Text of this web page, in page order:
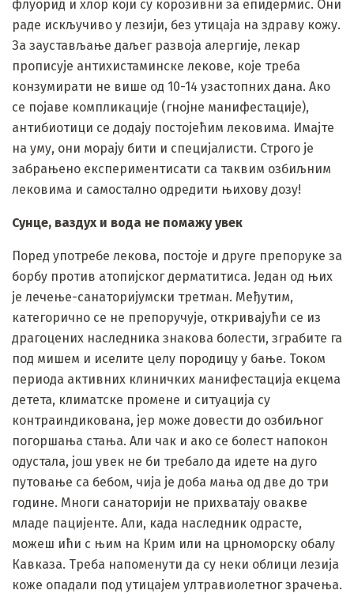
флуорид и хлор који су корозивни за епидермис. Они
раде искључиво у лезији, без утицаја на здраву кожу.
За заустављање даљег развоја алергије, лекар
прописује антихистаминске лекове, које треба
конзумирати не више од 10-14 узастопних дана. Ако
се појаве компликације (гнојне манифестације),
антибиотици се додају постојећим лековима. Имајте
на уму, они морају бити и специјалисти. Строго је
забрањено експериментисати са таквим озбиљним
лековима и самостално одредити њихову дозу!
Сунце, ваздух и вода не помажу увек
Поред употребе лекова, постоје и друге препоруке за
борбу против атопијског дерматитиса. Један од њих
је лечење-санаторијумски третман. Међутим,
категорично се не препоручује, откривајући се из
драгоцених наследника знакова болести, зграбите га
под мишем и иселите целу породицу у бање. Током
периода активних клиничких манифестација екцема
детета, климатске промене и ситуација су
контраиндикована, јер може довести до озбиљног
погоршања стања. Али чак и ако се болест напокон
одустала, још увек не би требало да идете на дуго
путовање са бебом, чија је доба мања од две до три
године. Многи санаторији не прихватају овакве
младе пацијенте. Али, када наследник одрасте,
можеш ићи с њим на Крим или на црноморску обалу
Кавказа. Треба напоменути да су неки облици лезија
коже опадали под утицајем ултравиолетног зрачења.